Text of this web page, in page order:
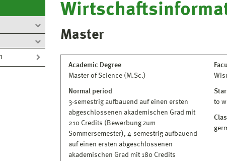
Master
Academic Degree
Master of Science (M.Sc.)
Normal period
3-semestrig aufbauend auf einen ersten
abgeschlossenen akademischen Grad mit
210 Credits (Bewerbung zum
Sommersemester), 4-semestrig aufbauend
auf einen ersten abgeschlossenen
akademischen Grad mit 180 Credits
to